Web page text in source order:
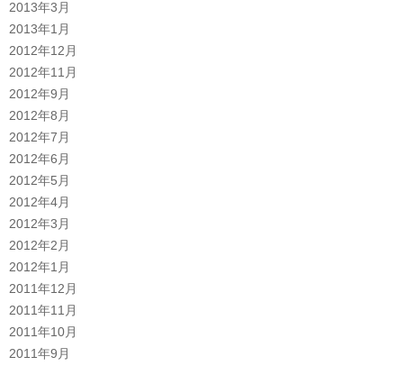
2013年3月
2013年1月
2012年12月
2012年11月
2012年9月
2012年8月
2012年7月
2012年6月
2012年5月
2012年4月
2012年3月
2012年2月
2012年1月
2011年12月
2011年11月
2011年10月
2011年9月